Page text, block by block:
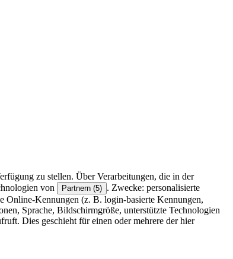
zu stellen. Über Verarbeitungen, die in der
von Partnern (5) . Zwecke: personalisierte
Online-Kennungen (z. B. login-basierte Kennungen,
Sprache, Bildschirmgröße, unterstützte Technologien
Dies geschieht für einen oder mehrere der hier